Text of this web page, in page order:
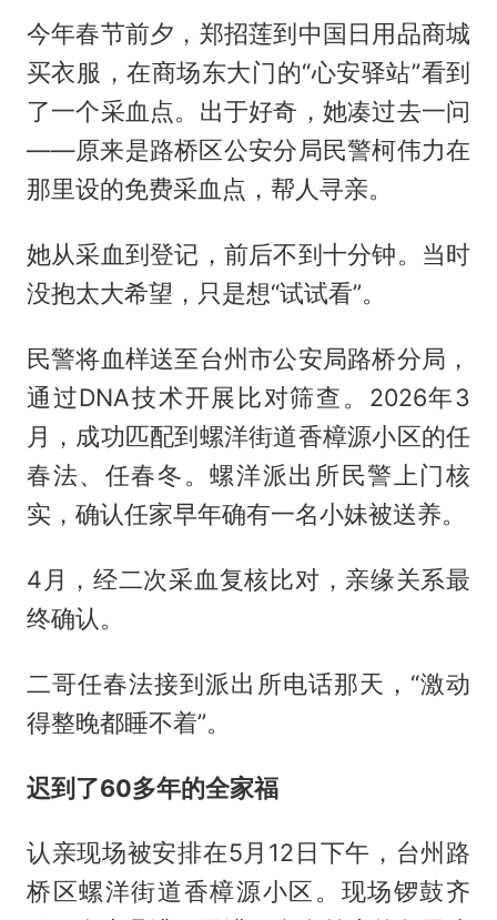
今年春节前夕，郑招莲到中国日用品商城
买衣服，在商场东大门的“心安驿站”看到
了一个采血点。出于好奇，她凑过去一问
——原来是路桥区公安分局民警柯伟力在
那里设的免费采血点，帮人寻亲。
她从采血到登记，前后不到十分钟。当时
没抱太大希望，只是想“试试看”。
民警将血样送至台州市公安局路桥分局，
通过DNA技术开展比对筛查。2026年3
月，成功匹配到螺洋街道香樟源小区的任
春法、任春冬。螺洋派出所民警上门核
实，确认任家早年确有一名小妹被送养。
4月，经二次采血复核比对，亲缘关系最
终确认。
二哥任春法接到派出所电话那天，“激动
得整晚都睡不着”。
迟到了60多年的全家福
认亲现场被安排在5月12日下午，台州路
桥区螺洋街道香樟源小区。现场锣鼓齐